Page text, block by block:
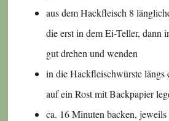
aus dem Hackfleisch 8
die erst in dem Ei-Teller, dann
gut drehen und wenden
in die Hackfleischwürste längs
auf ein Rost mit Backpapier
ca. 16 Minuten backen,